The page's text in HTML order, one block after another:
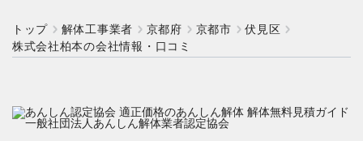
トップ 解体工事業者 京都府 京都市
伏見区
株式会社柏本の会社情報・口コミ